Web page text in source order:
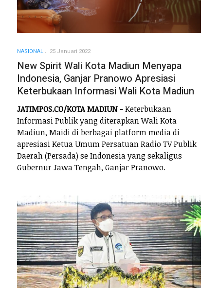
NASIONAL 25 Januari 2022
New Spirit Wali Kota Madiun Menyapa
Indonesia, Ganjar Pranowo Apresiasi
Keterbukaan Informasi Wali Kota Madiun
JATIMPOS.CO/KOTA MADIUN -Keterbukaan
Informasi Publik yang diterapkan Wali Kota
Madiun, Maidi di berbagai platform media di
apresiasi Ketua Umum Persatuan Radio TV Publik
Daerah (Persada) se Indonesia yang sekaligus
Gubernur Jawa Tengah, Ganjar Pranowo.